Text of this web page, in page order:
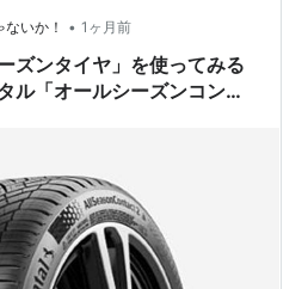
いか！ • 1ヶ月前
ズンタイヤ」を使ってみる
ル「オールシーズンコンタ